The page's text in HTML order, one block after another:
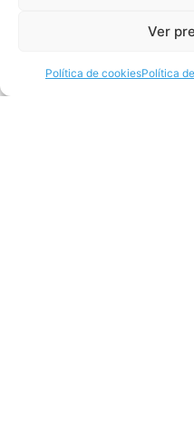
Ver
Política de cookiesPolítica